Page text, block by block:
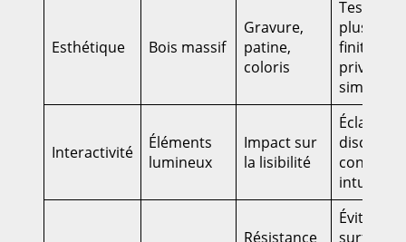
Esthétique Bois massif
Gravure,
patine,
coloris
Testez
plusieurs
finitions,
simplicité
Interactivité
Éléments
lumineux
Impact sur
la lisibilité
Éclairage
discret,
contrôles
intuitifs
Résistance
Éviter les
surfaces